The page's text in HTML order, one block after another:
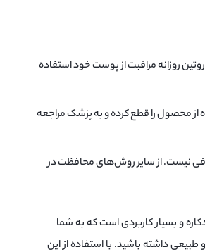
روزانه مراقبت از پوست خود استفاده
محصول را قطع کرده و به پزشک مراجعه
نیست. از سایر روش‌های محافظت در
و بسیار کاربردی است که به شما
داشته باشید. با استفاده از این